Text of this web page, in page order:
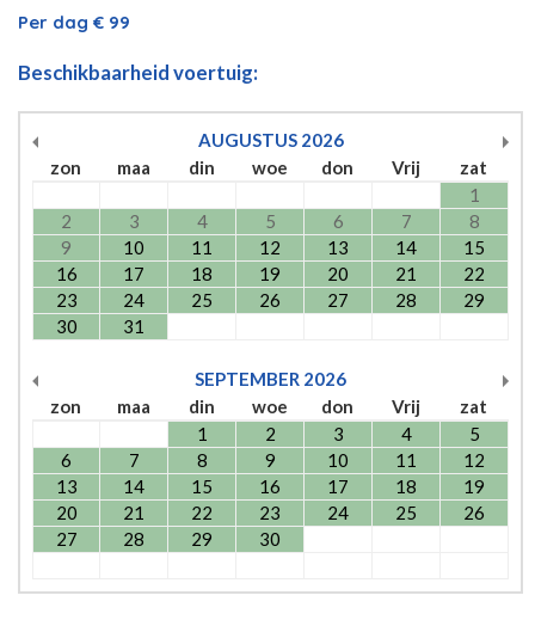
Per dag € 99
Beschikbaarheid voertuig:
AUGUSTUS 2026
zon
maa din woe don Vrij
zat
1
2
3 4 5 6 7
8
9
10 11 12 13 14
15
16
17 18 19 20 21
22
23
24 25 26 27 28
29
30
31
SEPTEMBER 2026
zon
maa din woe don Vrij
zat
1
2 3 4
5
6
7 8 9 10 11
12
13
14 15 16 17 18
19
20
21 22 23 24 25
26
27
28 29 30